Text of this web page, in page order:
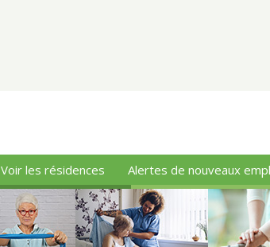
Voir les résidences Alertes de nouveaux